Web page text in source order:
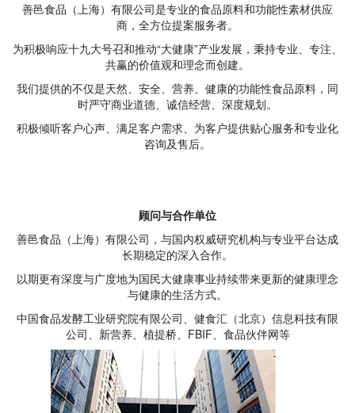
善邑食品（上海）有限公司是专业的食品原料和功能性素材供应
商，全方位提案服务者。
为积极响应十九大号召和推动“大健康”产业发展，秉持专业、专注、
共赢的价值观和理念而创建。
我们提供的不仅是天然、安全、营养、健康的功能性食品原料，同
时严守商业道德、诚信经营、深度规划。
积极倾听客户心声、满足客户需求、为客户提供贴心服务和专业化
咨询及售后。
顾问与合作单位
善邑食品（上海）有限公司，与国内权威研究机构与专业平台达成
长期稳定的深入合作。
以期更有深度与广度地为国民大健康事业持续带来更新的健康理念
与健康的生活方式。
中国食品发酵工业研究院有限公司、健食汇（北京）信息科技有限
公司、新营养、植提桥、FBIF、食品伙伴网等